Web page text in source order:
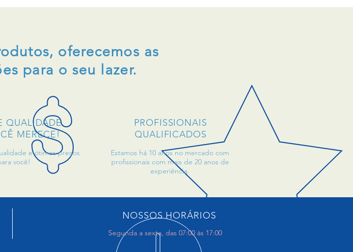
oferecemos as
para o seu lazer.
QUALIDADE
MERECE!
e ótimos preços
você!
PROFISSIONAIS
QUALIFICADOS
Estamos há 10 anos no mercado com
profissionais com mais de 20 anos de
experiência.
NOSSOS HORÁRIOS
Segunda a sexta, das 07:00 às 17:00